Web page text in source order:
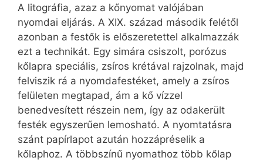
A litográfia, azaz a kőnyomat valójában
nyomdai eljárás. A XIX. század második felétől
azonban a festők is előszeretettel alkalmazzák
ezt a technikát. Egy simára csiszolt, porózus
kőlapra speciális, zsíros krétával rajzolnak, majd
felviszik rá a nyomdafestéket, amely a zsíros
felületen megtapad, ám a kő vízzel
benedvesített részein nem, így az odakerült
festék egyszerűen lemosható. A nyomtatásra
szánt papírlapot azután hozzápréselik a
kőlaphoz. A többszínű nyomathoz több kőlap